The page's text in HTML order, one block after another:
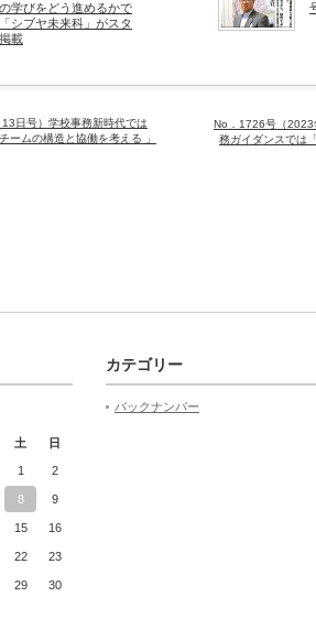
学びをどう進めるかで
シブヤ未来科」がスタ
載
日号）学校事務新時代では
ームの構造と協働を考える 」
No．1726号（
務ガイダンスでは
土 日
1 2
8 9
15 16
22 23
29 30
カテゴリー
バックナンバー